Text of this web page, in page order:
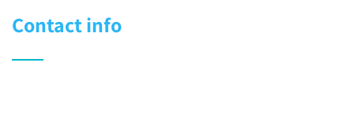
Contact info